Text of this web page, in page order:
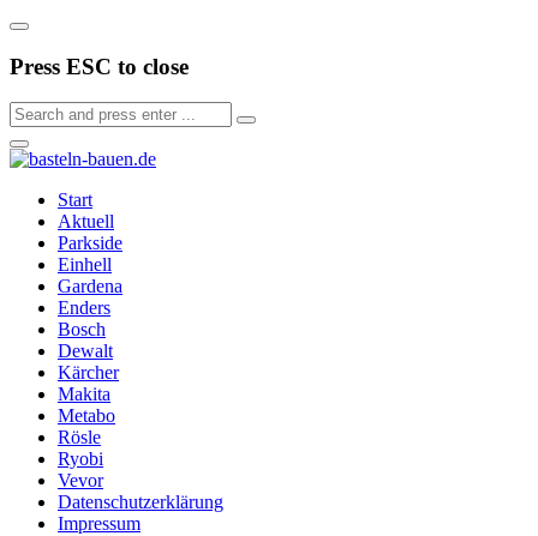
Press ESC to close
Start
Aktuell
Parkside
Einhell
Gardena
Enders
Bosch
Dewalt
Kärcher
Makita
Metabo
Rösle
Ryobi
Vevor
Datenschutzerklärung
Impressum